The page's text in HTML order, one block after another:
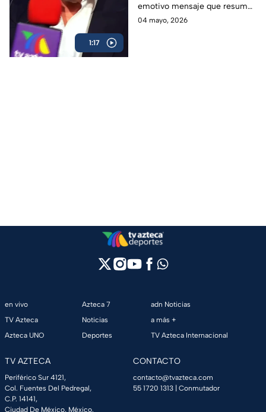
1:17
emotivo mensaje que resume
su legado imborrable.
04 mayo, 2026
en vivo
TV Azteca
Azteca UNO
Azteca 7
Noticias
Deportes
adn Noticias
a más +
TV Azteca Internacional
TV AZTECA
Periférico Sur 4121,
Col. Fuentes Del Pedregal,
C.P. 14141,
Ciudad De México, México.
CONTACTO
contacto@tvazteca.com
55 1720 1313 | Conmutador